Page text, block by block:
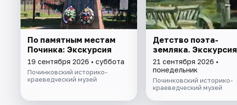
По памятным местам
Починка: Экскурсия
19 сентября 2026 • суббота
Починковский историко-
краеведческий музей
Детство поэта-
земляка. Экскурсия
21 сентября 2026 •
понедельник
Починковский историко-
краеведческий музей